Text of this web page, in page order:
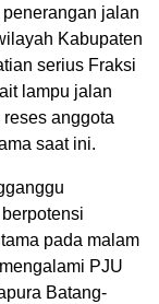
jalan
Kabupaten
serius Fraksi
lampu jalan
anggota
saat ini.
pada malam
PJU
Batang-